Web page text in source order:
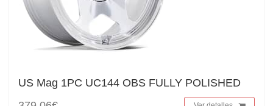
US Mag 1PC UC144 OBS FULLY POLISHED